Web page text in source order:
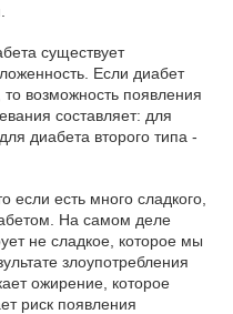
существует
Если диабет
то возможность появления
составляет: для
диабета второго типа -
если есть много сладкого,
На самом деле
не сладкое, которое мы
злоупотребления
ожирение, которое
риск появления